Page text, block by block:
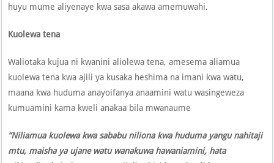
huyu mume aliyenaye kwa sasa akawa amemuwahi.
Kuolewa tena
Waliotaka kujua ni kwanini aliolewa tena, amesema aliamua
kuolewa tena kwa ajili ya kusaka heshima na imani kwa watu,
maana kwa huduma anayoifanya anaamini watu wasingeweza
kumuamini kama kweli anakaa bila mwanaume
“Niliamua kuolewa kwa sababu niliona kwa huduma yangu nahitaji
mtu, maisha ya ujane watu wanakuwa hawaniamini, hata